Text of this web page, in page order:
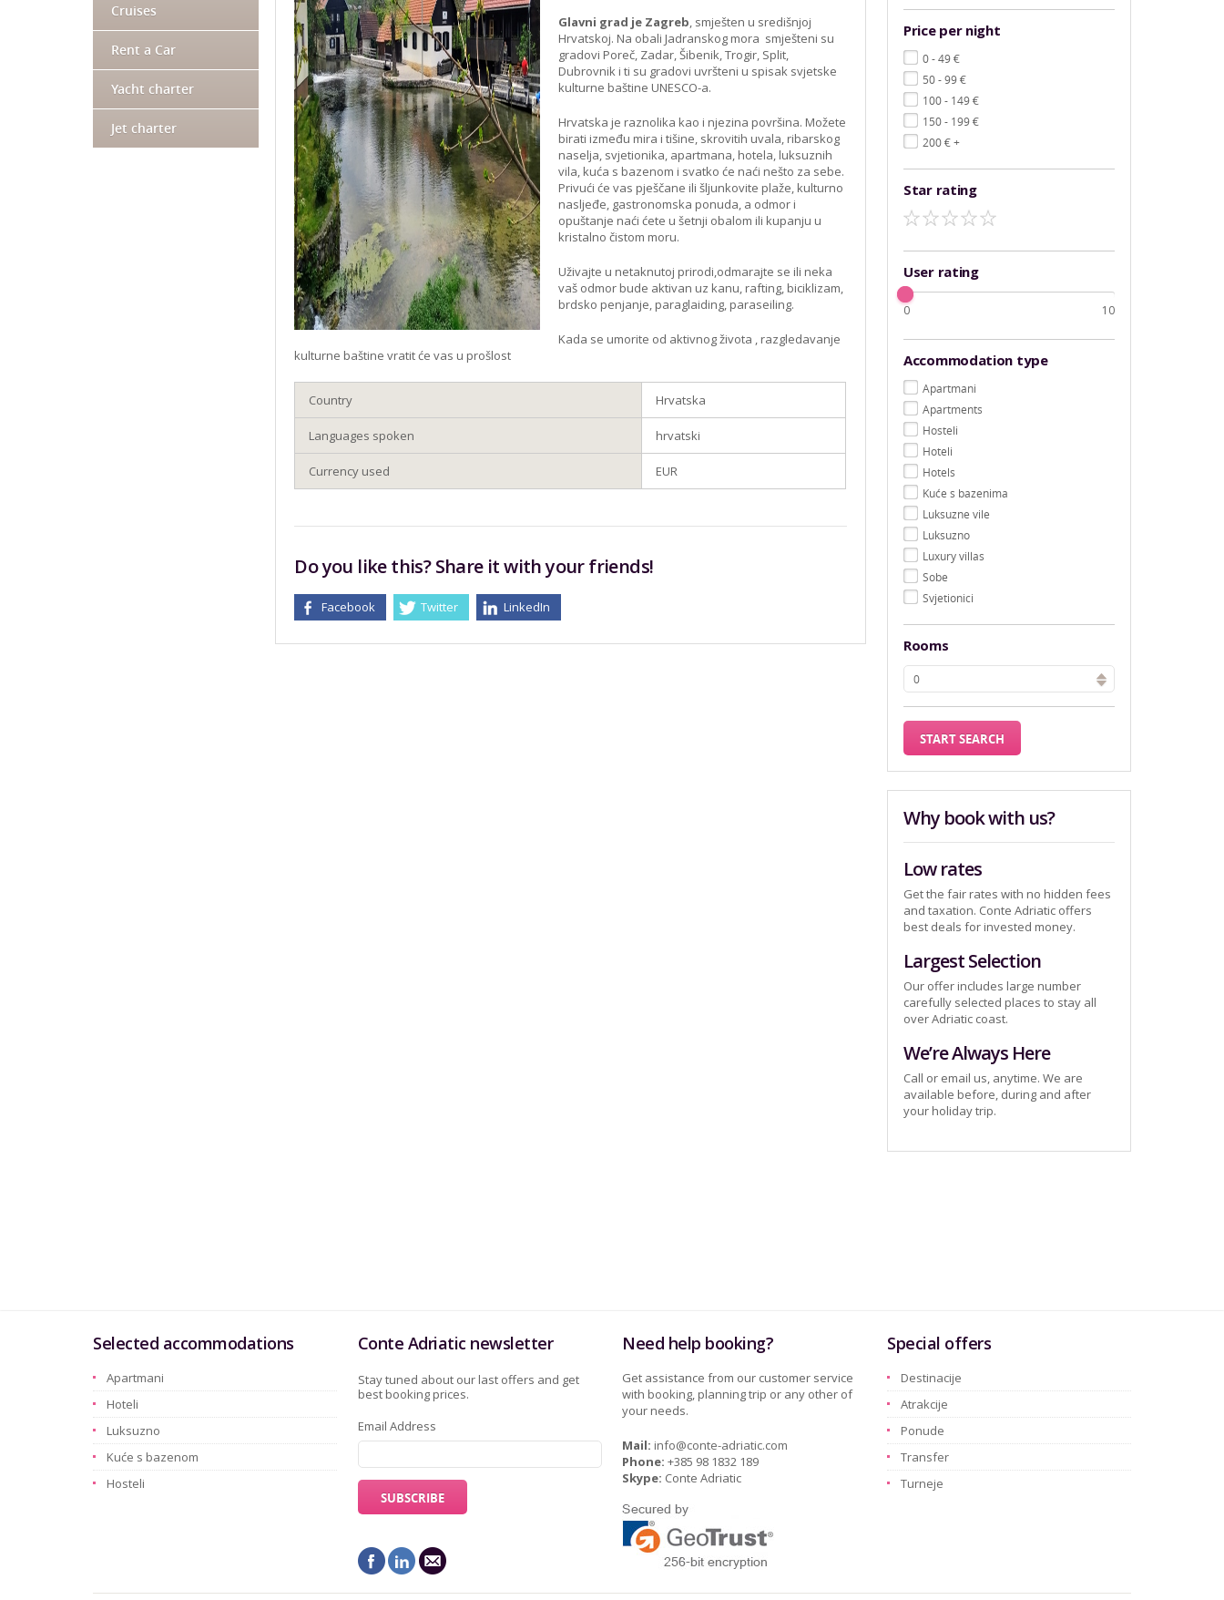
Cruises
Rent a Car
Yacht charter
Jet charter
Glavni grad je Zagreb, smješten u središnjoj
Hrvatskoj. Na obali Jadranskog mora smješteni su
gradovi Poreč, Zadar, Šibenik, Trogir, Split,
Dubrovnik i ti su gradovi uvršteni u spisak svjetske
kulturne baštine UNESCO-a.
Hrvatska je raznolika kao i njezina površina. Možete
birati između mira i tišine, skrovitih uvala, ribarskog
naselja, svjetionika, apartmana, hotela, luksuznih
vila, kuća s bazenom i svatko će naći nešto za sebe.
Privući će vas pješčane ili šljunkovite plaže, kulturno
nasljeđe, gastronomska ponuda, a odmor i
opuštanje naći ćete u šetnji obalom ili kupanju u
kristalno čistom moru.
Uživajte u netaknutoj prirodi,odmarajte se ili neka
vaš odmor bude aktivan uz kanu, rafting, biciklizam,
brdsko penjanje, paraglaiding, paraseiling.
Kada se umorite od aktivnog života , razgledavanje
kulturne baštine vratit će vas u prošlost
Country Hrvatska
Languages spoken hrvatski
Currency used EUR
Do you like this? Share it with your friends!
Facebook Twitter LinkedIn
Price per night
0 - 49€
50 - 99€
100 - 149€
150 - 199€
200€+
Star rating
User rating
0 10
Accommodation type
Apartmani
Apartments
Hosteli
Hoteli
Hotels
Kuće s bazenima
Luksuzne vile
Luksuzno
Luxury villas
Sobe
Svjetionici
Rooms
Why book with us?
Low rates
Get the fair rates with no hidden fees
and taxation. Conte Adriatic offers
best deals for invested money.
Largest Selection
Our offer includes large number
carefully selected places to stay all
over Adriatic coast.
We’re Always Here
Call or email us, anytime. We are
available before, during and after
your holiday trip.
Selected accommodations
Apartmani
Hoteli
Luksuzno
Kuće s bazenom
Hosteli
Conte Adriatic newsletter
Stay tuned about our last offers and get
best booking prices.
Email Address
Need help booking?
Get assistance from our customer service
with booking, planning trip or any other of
your needs.
Mail: info@conte-adriatic.com
Phone: +385 98 1832 189
Skype: Conte Adriatic
Special offers
Destinacije
Atrakcije
Ponude
Transfer
Turneje